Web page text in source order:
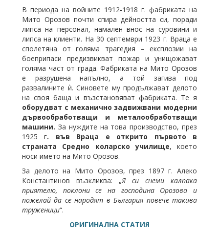
В периода на войните 1912-1918 г. фабриката на
Мито Орозов почти спира дейността си, поради
липса на персонал, намален внос на суровини и
липса на клиенти. На 30 септември 1923 г. Враца е
сполетяна от голяма трагедия – експлозии на
боеприпаси предизвикват пожар и унищожават
голяма част от града. Фабриката на Мито Орозов
е разрушена напълно, а той загива под
развалините ѝ. Синовете му продължават делото
на своя баща и възстановяват фабриката. Те я
оборудват с механично задвижвани модерни
дървообработващи и металообработващи
машини. За нуждите на това производство, през
1925 г. във Враца е открито първото в
страната Средно коларско училище, което
носи името на Мито Орозов.
За делото на Мито Орозов, през 1897 г. Алеко
Константинов възкликва: „Я си снеми калпака
приятелю, поклони се на господина Орозова и
пожелай да се народят в България повече такива
труженици“.
ОРИГИНАЛНА СТАТИЯ